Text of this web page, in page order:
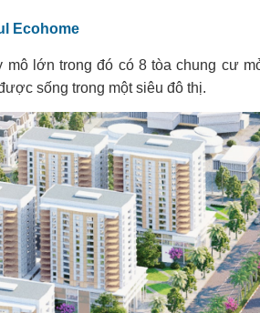
Ecohome
lớn trong đó có 8 tòa chung cư
sống trong một siêu đô thị.